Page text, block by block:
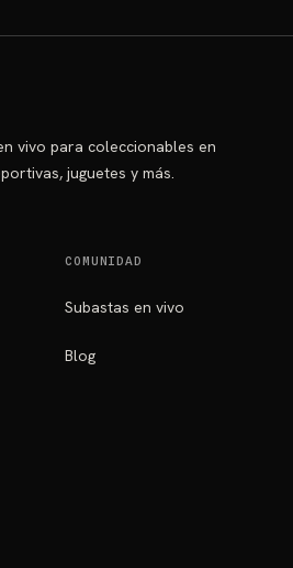
vivo para coleccionables en
juguetes y más.
COMUNIDAD
Subastas en vivo
Blog